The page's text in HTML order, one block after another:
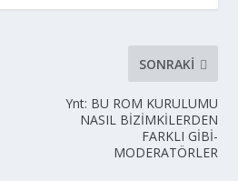
SONRAKI
Ynt: BU ROM KURULUMU
NASIL BİZİMKİLERDEN
FARKLI GİBİ-
MODERATÖRLER